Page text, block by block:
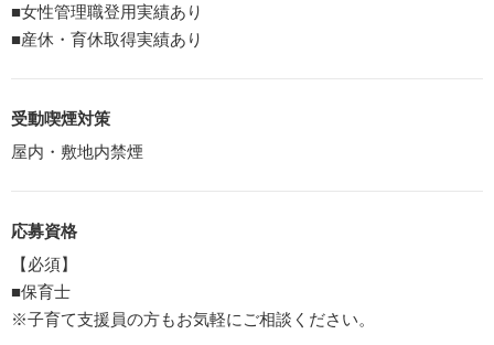
■女性管理職登用実績あり
■産休・育休取得実績あり
受動喫煙対策
屋内・敷地内禁煙
応募資格
【必須】
■保育士
※子育て支援員の方もお気軽にご相談ください。